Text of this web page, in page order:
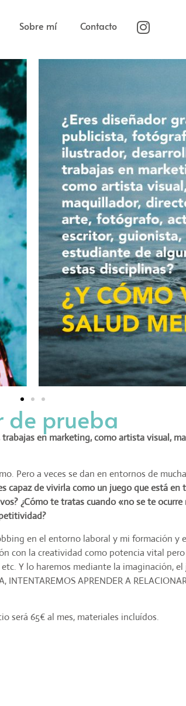
Sobre mí Contacto
de prueba
en marketing, como artista visual,
Pero a veces se dan en entornos de
capaz de vivirla como un juego que está
¿Cómo te tratas cuando «no se te
en el entorno laboral y mi formación y
con la creatividad como potencia vital
Y lo haremos mediante la imaginación,
APRENDER A
será 65€ al mes, materiales incluídos.